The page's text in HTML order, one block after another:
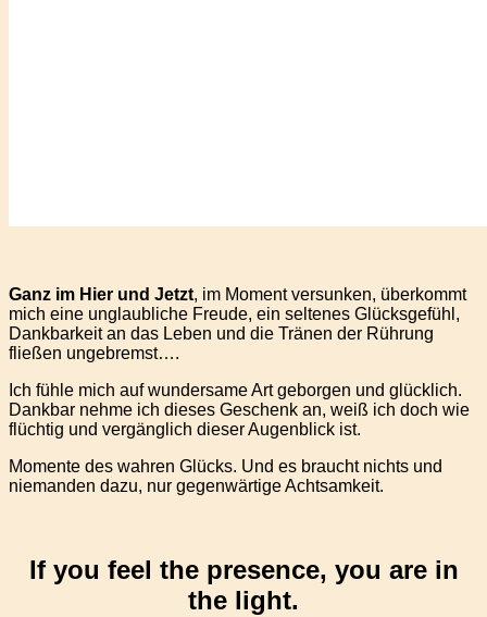
Ganz im Hier und Jetzt, im Moment versunken, überkommt
mich eine unglaubliche Freude, ein seltenes Glücksgefühl,
Dankbarkeit an das Leben und die Tränen der Rührung
fließen ungebremst….
Ich fühle mich auf wundersame Art geborgen und glücklich.
Dankbar nehme ich dieses Geschenk an, weiß ich doch wie
flüchtig und vergänglich dieser Augenblick ist.
Momente des wahren Glücks. Und es braucht nichts und
niemanden dazu, nur gegenwärtige Achtsamkeit.
If you feel the presence, you are in
the light.